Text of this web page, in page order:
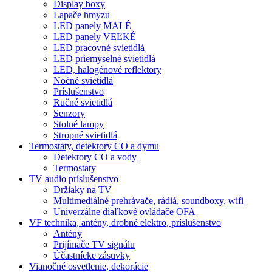
Display boxy
Lapače hmyzu
LED panely MALÉ
LED panely VEĽKÉ
LED pracovné svietidlá
LED priemyselné svietidlá
LED, halogénové reflektory
Nočné svietidlá
Príslušenstvo
Ručné svietidlá
Senzory
Stolné lampy
Stropné svietidlá
Termostaty, detektory CO a dymu
Detektory CO a vody
Termostaty
TV audio príslušenstvo
Držiaky na TV
Multimediálné prehrávače, rádiá, soundboxy, wifi
Univerzálne diaľkové ovládače OFA
VF technika, antény, drobné elektro, príslušenstvo
Antény
Prijímače TV signálu
Účastnícke zásuvky
Vianočné osvetlenie, dekorácie